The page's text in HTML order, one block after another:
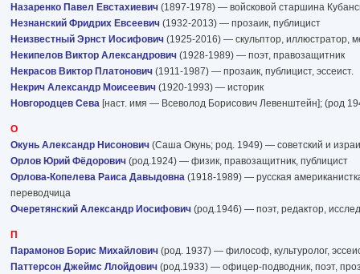
Назаренко Павел Евстахиевич (1897-1978) — войсковой старшина
Незнанский Фридрих Евсеевич (1932-2013) — прозаик, публицист
Неизвестный Эрнст Иосифович (1925-2016) — скульптор, иллюстратор,
Некипелов Виктор Александрович (1928-1989) — поэт, правозащитник
Некрасов Виктор Платонович (1911-1987) — прозаик, публицист, эссеист.
Некрич Александр Моисеевич (1920-1993) — историк
Новгородцев Сева [наст. имя — Всеволод Борисович Левенштейн]; (род
О
Окунь Александр Нисонович (Саша Окунь; род. 1949) — советский и
Орлов Юрий Фёдорович (род.1924) — физик, правозащитник, публицист
Орлова-Копелева Раиса Давыдовна (1918-1989) — русская
переводчица
Очеретянский Александр Иосифович (род.1946) — поэт, редактор,
П
Парамонов Борис Михайлович (род. 1937) — философ, культуролог,
Паттерсон Джеймс Ллойдович (род.1933) — офицер-подводник, поэт,